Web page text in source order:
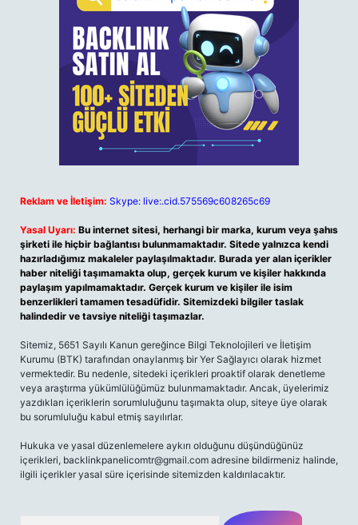
Reklam ve İletişim: Skype: live:.cid.575569c608265c69
Yasal Uyarı: Bu internet sitesi, herhangi bir marka, kurum veya şahıs
şirketi ile hiçbir bağlantısı bulunmamaktadır. Sitede yalnızca kendi
hazırladığımız makaleler paylaşılmaktadır. Burada yer alan içerikler
haber niteliği taşımamakta olup, gerçek kurum ve kişiler hakkında
paylaşım yapılmamaktadır. Gerçek kurum ve kişiler ile isim
benzerlikleri tamamen tesadüfidir. Sitemizdeki bilgiler taslak
halindedir ve tavsiye niteliği taşımazlar.
Sitemiz, 5651 Sayılı Kanun gereğince Bilgi Teknolojileri ve İletişim
Kurumu (BTK) tarafından onaylanmış bir Yer Sağlayıcı olarak hizmet
vermektedir. Bu nedenle, sitedeki içerikleri proaktif olarak denetleme
veya araştırma yükümlülüğümüz bulunmamaktadır. Ancak, üyelerimiz
yazdıkları içeriklerin sorumluluğunu taşımakta olup, siteye üye olarak
bu sorumluluğu kabul etmiş sayılırlar.
Hukuka ve yasal düzenlemelere aykırı olduğunu düşündüğünüz
içerikleri, backlinkpanelicomtr@gmail.com adresine bildirmeniz halinde,
ilgili içerikler yasal süre içerisinde sitemizden kaldırılacaktır.